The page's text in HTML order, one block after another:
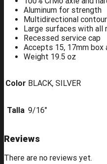
Aluminum for strength
Multidirectional
Large surfaces with all
Recessed service cap
Accepts 15, 17mm box
Weight 19.5 oz
Color BLACK, SILVER
Talla 9/16"
Reviews
There are no reviews yet.